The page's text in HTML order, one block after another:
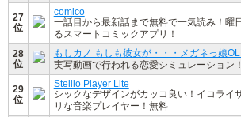
27
位
comico
一話目から最新話まで無料で一気読み！曜
るスマートコミックアプリ！
28
位
もしカノ もしも彼女が・・・メガネっ娘
実写動画で行われる恋愛シミュレーション！
29
位
Stellio Player Lite
シックなデザインがカッコ良い！イコライ
リな音楽プレイヤー！無料